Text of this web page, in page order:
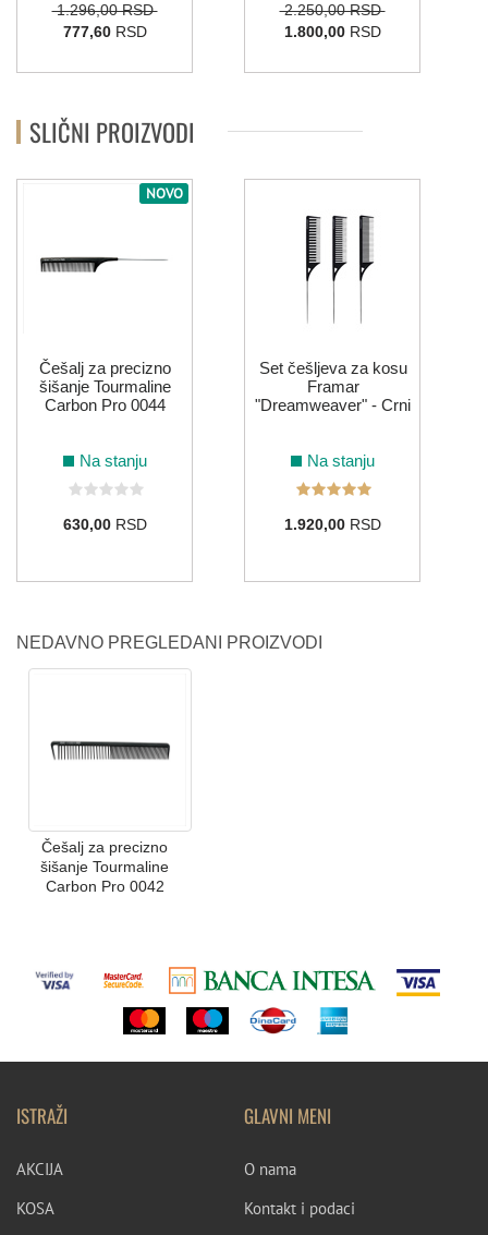
1.296,00 RSD
777,60RSD
2.250,00 RSD
1.800,00RSD
SLIČNI PROIZVODI
NOVO
Češalj za precizno
šišanje Tourmaline
Carbon Pro 0044
Na stanju
630,00RSD
Set češljeva za kosu
Framar
"Dreamweaver" - Crni
Na stanju
1.920,00RSD
NEDAVNO PREGLEDANI PROIZVODI
Češalj za precizno
šišanje Tourmaline
Carbon Pro 0042
ISTRAŽI
AKCIJA
KOSA
GLAVNI MENI
O nama
Kontakt i podaci